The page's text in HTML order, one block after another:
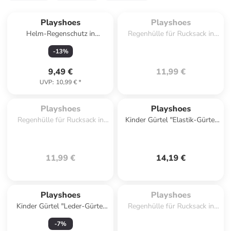
Playshoes
Helm-Regenschutz in
Neonpink
-13%
9,49 €
UVP: 10,99 €*
Playshoes
Regenhülle für Rucksack in
11,99 €
Playshoes
Regenhülle für Rucksack in
11,99 €
Playshoes
Kinder Gürtel "Elastik-Gürtel
14,19 €
Playshoes
Kinder Gürtel "Leder-Gürtel
25 mm Breite" in Schwarz
-7%
Playshoes
Regenhülle für Rucksack in